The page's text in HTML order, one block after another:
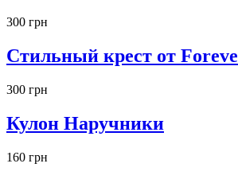
300 грн
Стильный крест от
300 грн
Кулон Наручники
160 грн